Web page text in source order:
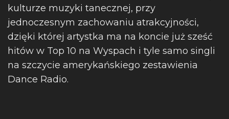
kulturze muzyki tanecznej, przy
jednoczesnym zachowaniu atrakcyjności,
dzięki której artystka ma na koncie już sześć
hitów w Top 10 na Wyspach i tyle samo singli
na szczycie amerykańskiego zestawienia
Dance Radio.